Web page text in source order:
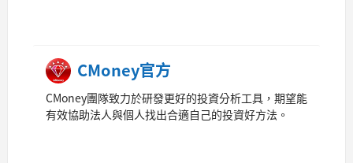
CMoney官方
CMoney團隊致力於研發更好的投資分析工具，期望能
有效協助法人與個人找出合適自己的投資好方法。